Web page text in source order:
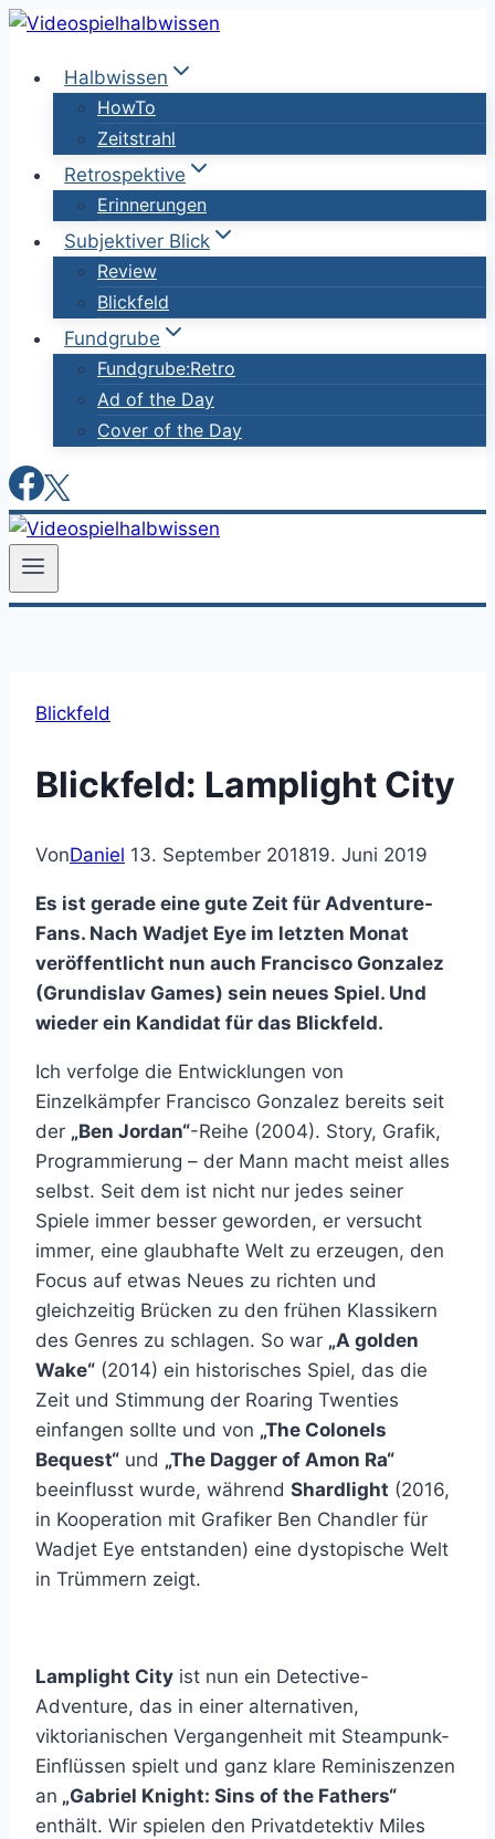
Zum
springenHalbwissen
HowTo
Zeitstrahl
Retrospektive
Erinnerungen
Subjektiver Blick
Review
Blickfeld
Fundgrube
Fundgrube:Retro
Ad of the Day
Cover of the Day
Blickfeld
Blickfeld: Lamplight City
VonDaniel 13. September 201819. Juni 2019
Es ist gerade eine gute Zeit für Adventure-
Fans. Nach Wadjet Eye im letzten Monat
veröffentlicht nun auch Francisco Gonzalez
(Grundislav Games) sein neues Spiel. Und
wieder ein Kandidat für das Blickfeld.
Ich verfolge die Entwicklungen von
Einzelkämpfer Francisco Gonzalez bereits seit
der „Ben Jordan“-Reihe (2004). Story, Grafik,
Programmierung – der Mann macht meist alles
selbst. Seit dem ist nicht nur jedes seiner
Spiele immer besser geworden, er versucht
immer, eine glaubhafte Welt zu erzeugen, den
Focus auf etwas Neues zu richten und
gleichzeitig Brücken zu den frühen Klassikern
des Genres zu schlagen. So war „A golden
Wake“ (2014) ein historisches Spiel, das die
Zeit und Stimmung der Roaring Twenties
einfangen sollte und von „The Colonels
Bequest“ und „The Dagger of Amon Ra“
beeinflusst wurde, während Shardlight (2016,
in Kooperation mit Grafiker Ben Chandler für
Wadjet Eye entstanden) eine dystopische Welt
in Trümmern zeigt.
Lamplight City ist nun ein Detective-
Adventure, das in einer alternativen,
viktorianischen Vergangenheit mit Steampunk-
Einflüssen spielt und ganz klare Reminiszenzen
an „Gabriel Knight: Sins of the Fathers“
enthält. Wir spielen den Privatdetektiv Miles